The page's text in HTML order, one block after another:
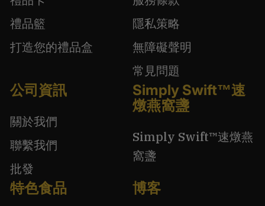
禮品籃
打造您的禮品盒
隱私策略
無障礙聲明
常見問題
公司資訊
關於我們
聯繫我們
批發
Simply Swift™速
燉燕窩盞
Simply Swift™速燉燕
窩盞
特色食品 博客